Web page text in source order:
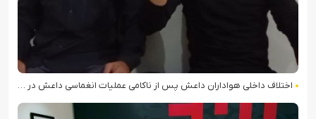
اختلاف داخلی هواداران داعش پس از ناکامی عملیات انغماسی داعش در رقه